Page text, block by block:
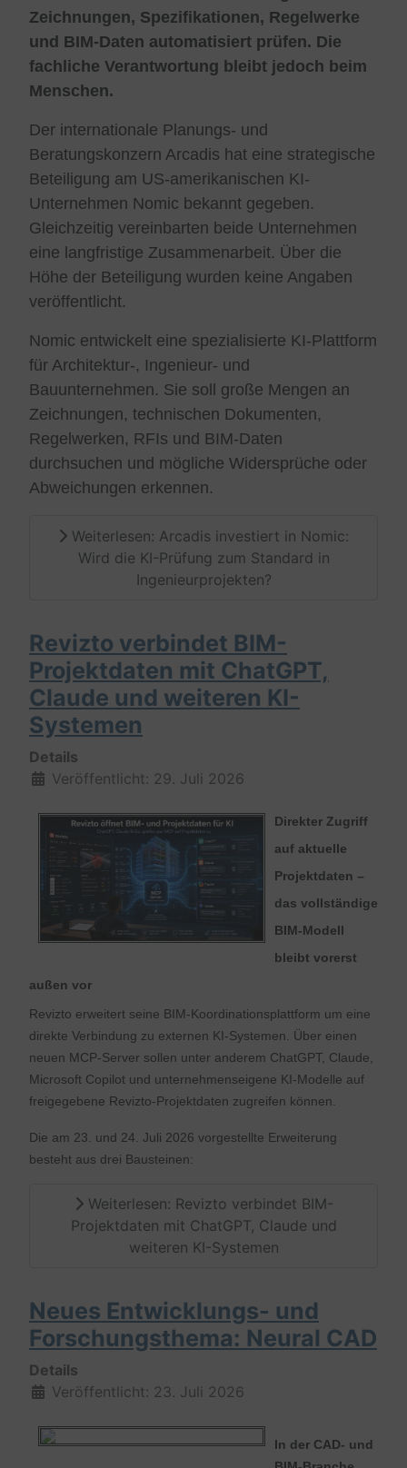
Zeichnungen, Spezifikationen, Regelwerke
und BIM-Daten automatisiert prüfen. Die
fachliche Verantwortung bleibt jedoch beim
Menschen.
Der internationale Planungs- und
Beratungskonzern Arcadis hat eine strategische
Beteiligung am US-amerikanischen KI-
Unternehmen Nomic bekannt gegeben.
Gleichzeitig vereinbarten beide Unternehmen
eine langfristige Zusammenarbeit. Über die
Höhe der Beteiligung wurden keine Angaben
veröffentlicht.
Nomic entwickelt eine spezialisierte KI-Plattform
für Architektur-, Ingenieur- und
Bauunternehmen. Sie soll große Mengen an
Zeichnungen, technischen Dokumenten,
Regelwerken, RFIs und BIM-Daten
durchsuchen und mögliche Widersprüche oder
Abweichungen erkennen.
Weiterlesen: Arcadis investiert in Nomic:
Wird die KI-Prüfung zum Standard in
Ingenieurprojekten?
Revizto verbindet BIM-
Projektdaten mit ChatGPT,
Claude und weiteren KI-
Systemen
Details
Veröffentlicht: 29. Juli 2026
Direkter Zugriff
auf aktuelle
Projektdaten –
das vollständige
BIM-Modell
bleibt vorerst
außen vor
Revizto erweitert seine BIM-Koordinationsplattform um eine
direkte Verbindung zu externen KI-Systemen. Über einen
neuen MCP-Server sollen unter anderem ChatGPT, Claude,
Microsoft Copilot und unternehmenseigene KI-Modelle auf
freigegebene Revizto-Projektdaten zugreifen können.
Die am 23. und 24. Juli 2026 vorgestellte Erweiterung
besteht aus drei Bausteinen:
Weiterlesen: Revizto verbindet BIM-
Projektdaten mit ChatGPT, Claude und
weiteren KI-Systemen
Neues Entwicklungs- und
Forschungsthema: Neural CAD
Details
Veröffentlicht: 23. Juli 2026
In der CAD- und